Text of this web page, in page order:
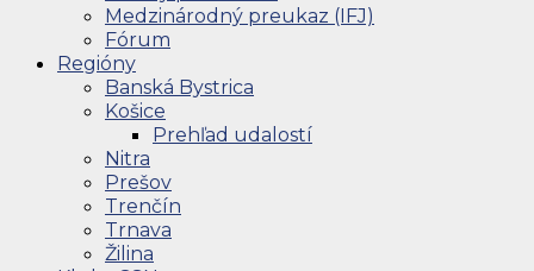
Medzinárodný preukaz (IFJ)
Fórum
Regióny
Banská Bystrica
Košice
Prehľad udalostí
Nitra
Prešov
Trenčín
Trnava
Žilina